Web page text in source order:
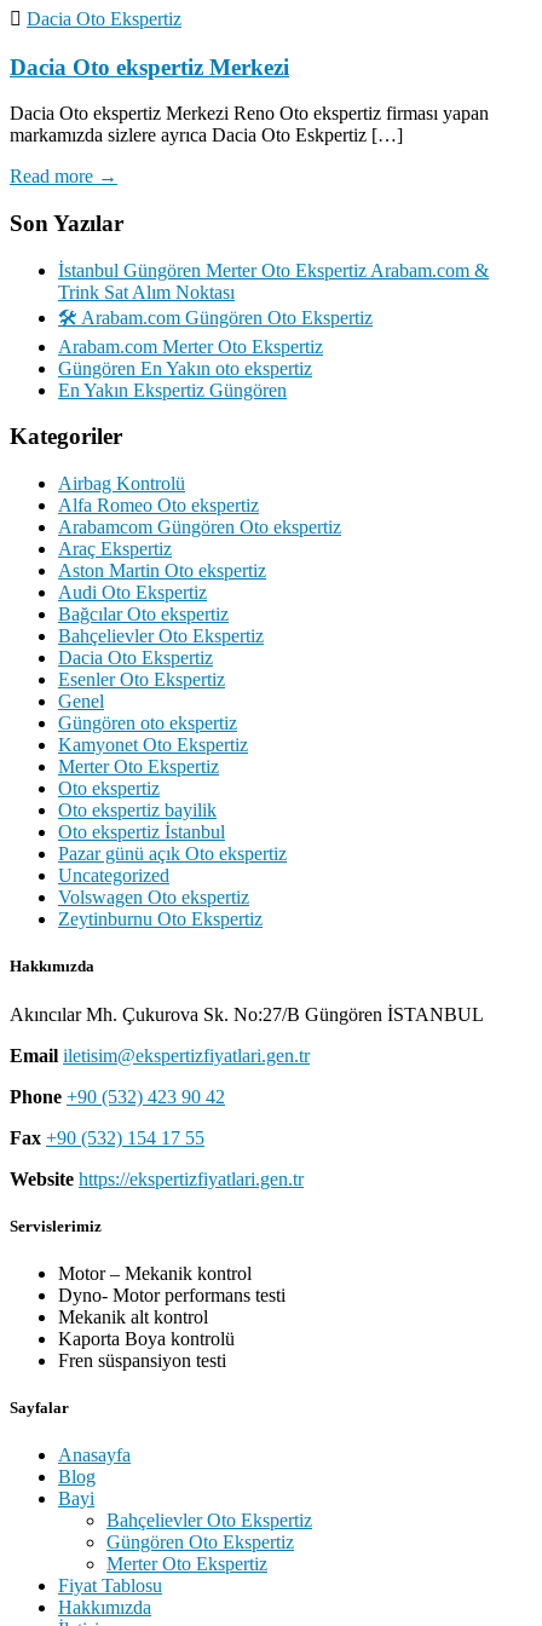
Dacia Oto Ekspertiz
Dacia Oto ekspertiz Merkezi
Dacia Oto ekspertiz Merkezi Reno Oto ekspertiz firması yapan
markamızda sizlere ayrıca Dacia Oto Eskpertiz […]
Read more →
Son Yazılar
İstanbul Güngören Merter Oto Ekspertiz Arabam.com &
Trink Sat Alım Noktası
🛠️ Arabam.com Güngören Oto Ekspertiz
Arabam.com Merter Oto Ekspertiz
Güngören En Yakın oto ekspertiz
En Yakın Ekspertiz Güngören
Kategoriler
Airbag Kontrolü
Alfa Romeo Oto ekspertiz
Arabamcom Güngören Oto ekspertiz
Araç Ekspertiz
Aston Martin Oto ekspertiz
Audi Oto Ekspertiz
Bağcılar Oto ekspertiz
Bahçelievler Oto Ekspertiz
Dacia Oto Ekspertiz
Esenler Oto Ekspertiz
Genel
Güngören oto ekspertiz
Kamyonet Oto Ekspertiz
Merter Oto Ekspertiz
Oto ekspertiz
Oto ekspertiz bayilik
Oto ekspertiz İstanbul
Pazar günü açık Oto ekspertiz
Uncategorized
Volswagen Oto ekspertiz
Zeytinburnu Oto Ekspertiz
Hakkımızda
Akıncılar Mh. Çukurova Sk. No:27/B Güngören İSTANBUL
Email iletisim@ekspertizfiyatlari.gen.tr
Phone +90 (532) 423 90 42
Fax +90 (532) 154 17 55
Website https://ekspertizfiyatlari.gen.tr
Servislerimiz
Motor – Mekanik kontrol
Dyno- Motor performans testi
Mekanik alt kontrol
Kaporta Boya kontrolü
Fren süspansiyon testi
Sayfalar
Anasayfa
Blog
Bayi
Bahçelievler Oto Ekspertiz
Güngören Oto Ekspertiz
Merter Oto Ekspertiz
Fiyat Tablosu
Hakkımızda